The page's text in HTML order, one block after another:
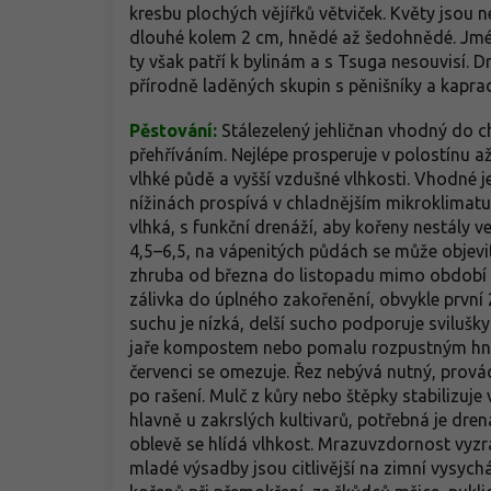
kresbu plochých vějířků větviček. Květy jsou
dlouhé kolem 2 cm, hnědé až šedohnědé.
ty však patří k bylinám a s Tsuga nesouvisí.
přírodně laděných skupin s pěnišníky a
Pěstování: Stálezelený jehličnan vhodný do
přehříváním. Nejlépe prosperuje v polostínu
vlhké půdě a vyšší vzdušné vlhkosti. Vhodné
nížinách prospívá v chladnějším
vlhká, s funkční drenáží, aby kořeny nestály
4,5–6,5, na vápenitých půdách se může
zhruba od března do listopadu mimo
zálivka do úplného zakořenění, obvykle
suchu je nízká, delší sucho podporuje
jaře kompostem nebo pomalu rozpustným
červenci se omezuje. Řez nebývá nutný,
po rašení. Mulč z kůry nebo štěpky
hlavně u zakrslých kultivarů, potřebná je
oblevě se hlídá vlhkost. Mrazuvzdornost
mladé výsadby jsou citlivější na zimní